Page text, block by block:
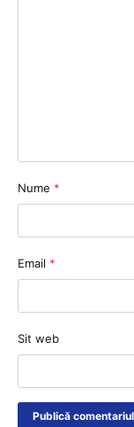
Nume *
Email *
Sit web